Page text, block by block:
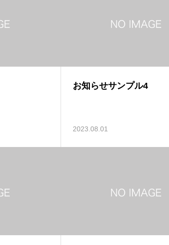
お知らせサンプル4
2023.08.01